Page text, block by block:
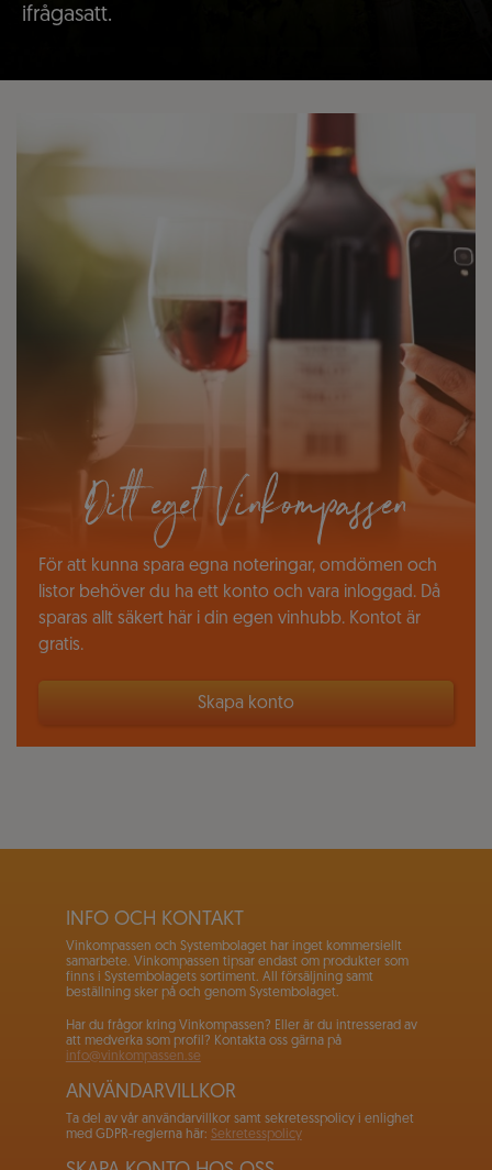
ifrågasatt.
Ditt eget Vinkompassen
För att kunna spara egna noteringar, omdömen och
listor behöver du ha ett konto och vara inloggad. Då
sparas allt säkert här i din egen vinhubb. Kontot är
gratis.
Skapa konto
INFO OCH KONTAKT
Vinkompassen och Systembolaget har inget kommersiellt
samarbete. Vinkompassen tipsar endast om produkter som
finns i Systembolagets sortiment. All försäljning samt
beställning sker på och genom Systembolaget.
Har du frågor kring Vinkompassen? Eller är du intresserad av
att medverka som profil? Kontakta oss gärna på
info@vinkompassen.se
ANVÄNDARVILLKOR
Ta del av vår användarvillkor samt sekretesspolicy i enlighet
med GDPR-reglerna här: Sekretesspolicy